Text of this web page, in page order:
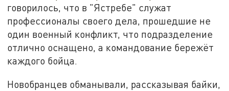
говорилось, что в "Ястребе" служат
профессионалы своего дела, прошедшие не
один военный конфликт, что подразделение
отлично оснащено, а командование бережёт
каждого бойца.
Новобранцев обманывали, рассказывая байки,